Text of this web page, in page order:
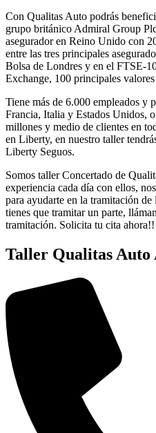
Con Qualitas Auto podrás
grupo británico Admiral Group
asegurador en Reino Unido con
entre las tres principales
Bolsa de Londres y en el FTSE-
Exchange, 100 principales
Tiene más de 6.000 empleados y
Francia, Italia y Estados Unidos,
millones y medio de clientes en
en Liberty, en nuestro taller
Liberty Seguos.
Somos taller Concertado de
experiencia cada día con ellos,
para ayudarte en la tramitación
tienes que tramitar un parte,
tramitación. Solicita tu cita ahora!!
Taller Qualitas Auto